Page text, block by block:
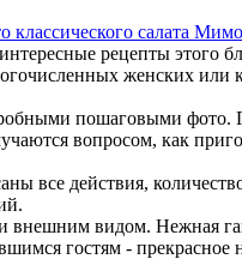
классического салата
рецепты этого
женских или
пошаговыми фото.
вопросом, как
все действия,
видом. Нежная
гостям - прекрасное